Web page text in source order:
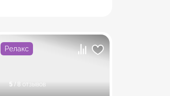
Релакс
5 / 8 отзывов